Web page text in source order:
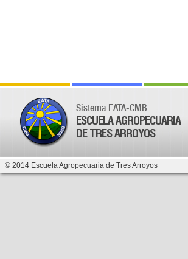
Sistema EATA-CMB
ESCUELA AGROPECUARIA
DE TRES ARROYOS
© 2014 Escuela Agropecuaria de Tres Arroyos